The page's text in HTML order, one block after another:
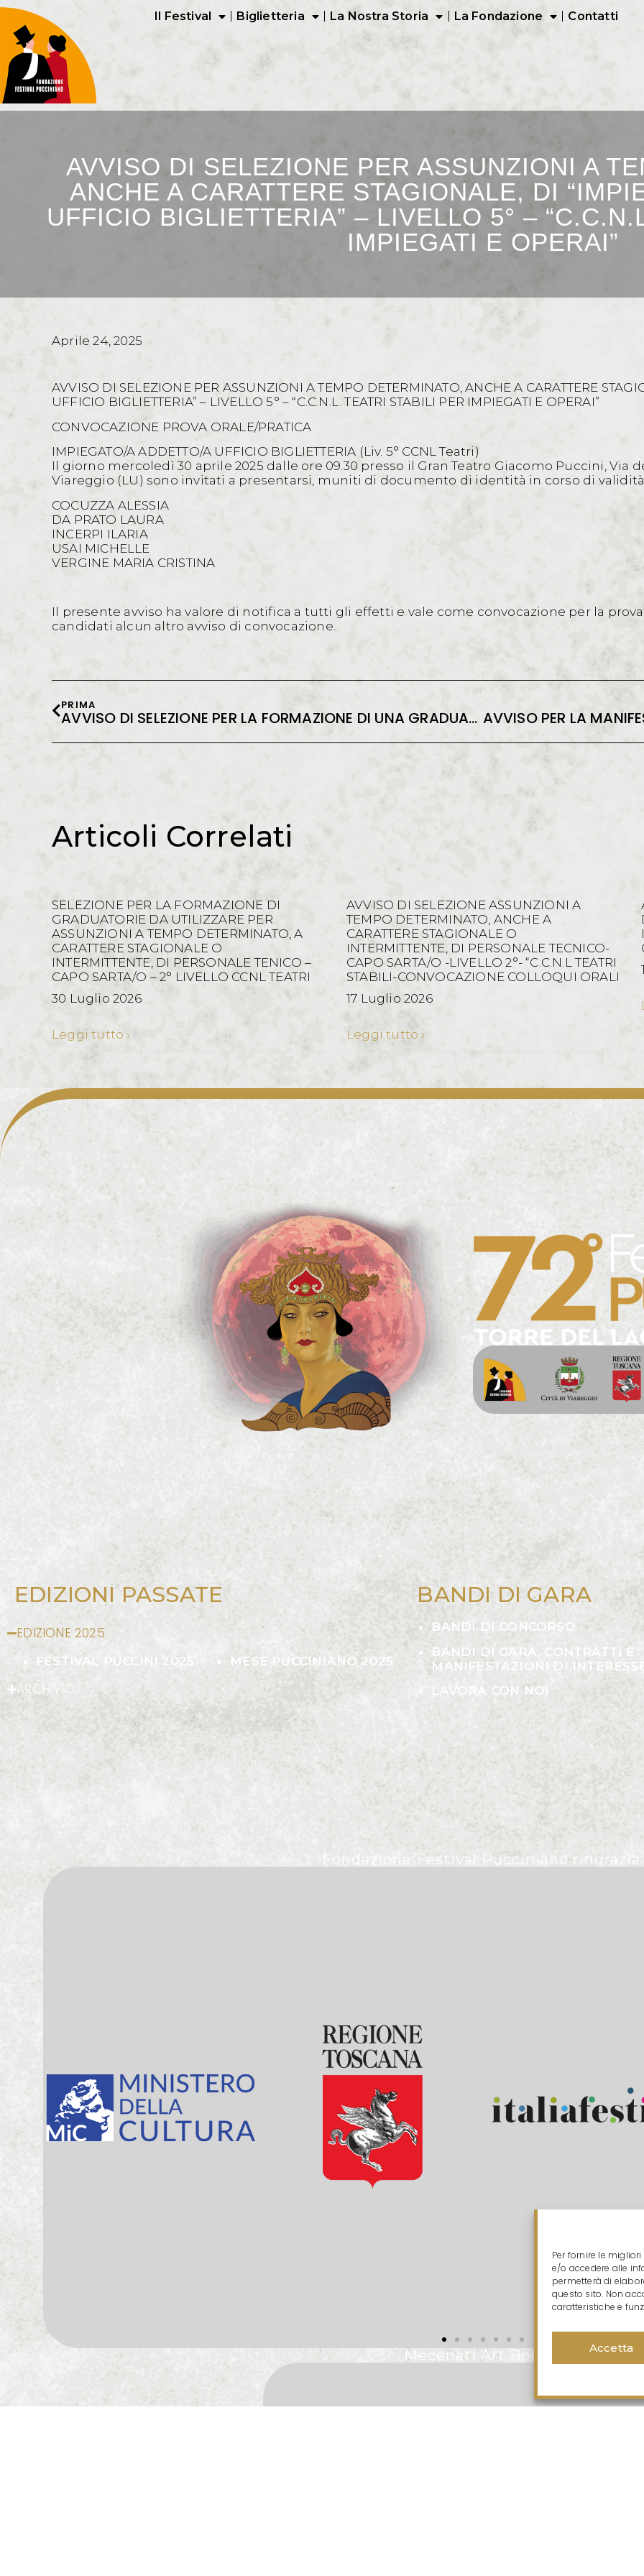
Per fornire le
e/o accedere alle
permetterà di
questo sito. Non
caratteristiche e
Accetta
Il Festival Biglietteria La Nostra Storia La Fondazione Contatti
AVVISO DI SELEZIONE PER ASSUNZIONI A
ANCHE A CARATTERE STAGIONALE, DI
UFFICIO BIGLIETTERIA” – LIVELLO 5° –
IMPIEGATI E OPERAI”
Aprile 24, 2025
AVVISO DI SELEZIONE PER ASSUNZIONI A TEMPO DETERMINATO, ANCHE A CARATTERE
UFFICIO BIGLIETTERIA” – LIVELLO 5° – “C.C.N.L. TEATRI STABILI PER IMPIEGATI E OPERAI”
CONVOCAZIONE PROVA ORALE/PRATICA
IMPIEGATO/A ADDETTO/A UFFICIO BIGLIETTERIA (Liv. 5° CCNL Teatri)
Il giorno mercoledì 30 aprile 2025 dalle ore 09.30 presso il Gran Teatro Giacomo Puccini, Via
Viareggio (LU) sono invitati a presentarsi, muniti di documento di identità in corso di
COCUZZA ALESSIA
DA PRATO LAURA
INCERPI ILARIA
USAI MICHELLE
VERGINE MARIA CRISTINA
Il presente avviso ha valore di notifica a tutti gli effetti e vale come convocazione per la
candidati alcun altro avviso di convocazione.
PRIMA
AVVISO DI SELEZIONE PER LA FORMAZIONE DI UNA GRADUATORIA DA UTILIZZARE PER EVENTUALI ASSUNZIONI A TEMPO DETERMINATO, ANCHE A CARATTERE STAGIONALE, PER IMPIEGATA/O SEGRETERIA ARTISTICA – LIVELLO 4° CCNL TEATRI
Articoli Correlati
SELEZIONE PER LA FORMAZIONE DI
GRADUATORIE DA UTILIZZARE PER
ASSUNZIONI A TEMPO DETERMINATO, A
CARATTERE STAGIONALE O
INTERMITTENTE, DI PERSONALE TENICO –
CAPO SARTA/O – 2° LIVELLO CCNL TEATRI
30 Luglio 2026
Leggi tutto ›
AVVISO DI SELEZIONE ASSUNZIONI A
TEMPO DETERMINATO, ANCHE A
CARATTERE STAGIONALE O
INTERMITTENTE, DI PERSONALE TECNICO-
CAPO SARTA/O -LIVELLO 2°- “C.C.N.L TEATRI
STABILI-CONVOCAZIONE COLLOQUI ORALI
17 Luglio 2026
Leggi tutto ›
EDIZIONI PASSATE
EDIZIONE 2025
FESTIVAL PUCCINI 2025 MESE PUCCINIANO 2025
ARCHIVIO
BANDI DI GARA
BANDI DI CONCORSO
BANDI DI GARA, CONTRATTI E
MANIFESTAZIONI DI
LAVORA CON NOI
Fondazione Festival Pucciniano ringrazia:
Mecenati Art Bonus: